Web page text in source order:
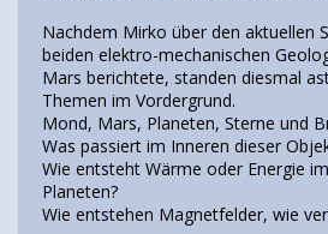
Nachdem Mirko über den aktuellen
beiden elektro-mechanischen
Mars berichtete, standen diesmal
Themen im Vordergrund.
Mond, Mars, Planeten, Sterne und
Was passiert im Inneren dieser
Wie entsteht Wärme oder Energie
Planeten?
Wie entstehen Magnetfelder, wie